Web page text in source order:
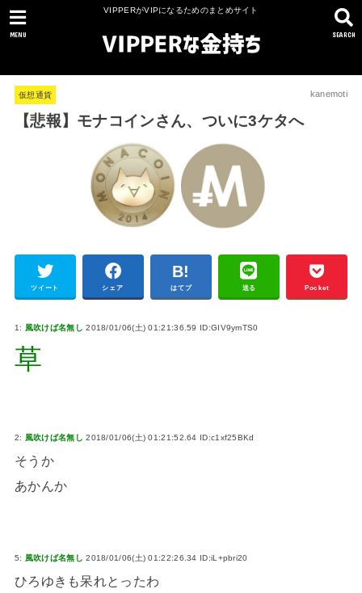
VIPPERがVIPになるためのまとめサイト
SEARCH
MENU
仮想通貨 kanemoti
【悲報】モナコインさん、ついに3ケタへ
ツイート シェア はてブ 送る Pocket
1: 風吹けば名無し 2018/01/06(土) 01:21:36.59 ID:GIV9ymTS0
草
2: 風吹けば名無し 2018/01/06(土) 01:21:52.64 ID:c1xf25BKd
そうか
あかんか
5: 風吹けば名無し 2018/01/06(土) 01:22:26.34 ID:iL+pbri20
ひろゆきも呆れとったわ